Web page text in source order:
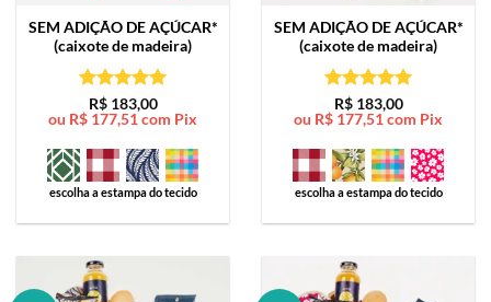
SEM ADIÇÃO DE AÇÚCAR*
(caixote de madeira)
Avaliação5
de 5
R$183,00
ou R$ 177,51com Pix
escolha a estampa do tecido
SEM ADIÇÃO DE AÇÚCAR*
(caixote de madeira)
Avaliação5
de 5
R$183,00
ou R$ 177,51com Pix
escolha a estampa do tecido